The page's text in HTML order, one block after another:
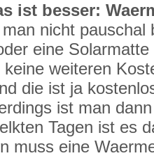
ist besser:
nicht
eine
weiteren
die ist ja
ist man
Tagen ist es
muss eine